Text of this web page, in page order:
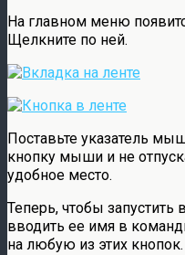
На главном меню
Щелкните по ней.
Поставьте указатель
кнопку мыши и не
удобное место.
Теперь, чтобы
вводить ее имя в
на любую из этих кнопок.